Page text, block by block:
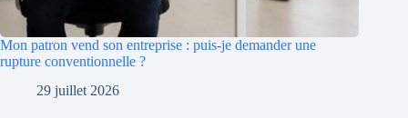
Mon patron vend son entreprise : puis-je demander une
rupture conventionnelle ?
29 juillet 2026